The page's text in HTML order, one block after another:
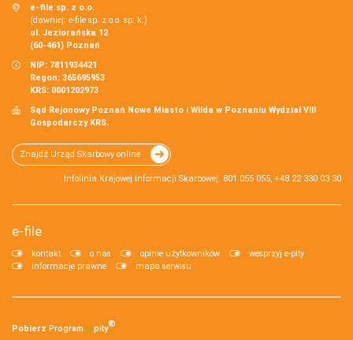
e-file sp. z o.o.
(dawniej: e-file sp. z o.o. sp. k.)
ul. Jeziorańska 12
(60-461) Poznań
NIP: 7811934421
Regon: 365695953
KRS: 0001202973
Sąd Rejonowy Poznań Nowe Miasto i Wilda w Poznaniu Wydział VIII
Gospodarczy KRS.
Znajdź Urząd Skarbowy online
Infolinia Krajowej Informacji Skarbowej: 801 055 055, +48 22 330 03 30
e-file
kontakt o nas opinie użytkowników
wesprzyj e-pity
informacje prawne
mapa serwisu
Pobierz Program e‑pity®